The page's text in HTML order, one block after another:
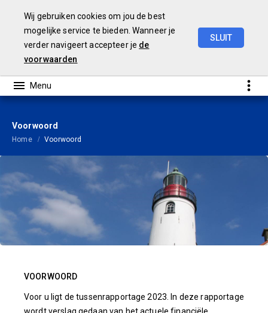
Wij gebruiken cookies om jou de best
mogelijke service te bieden. Wanneer je
verder navigeert accepteer je de
voorwaarden
SLUIT
Voorwoord
Home Voorwoord
VOORWOORD
Voor u ligt de tussenrapportage 2023. In deze rapportage